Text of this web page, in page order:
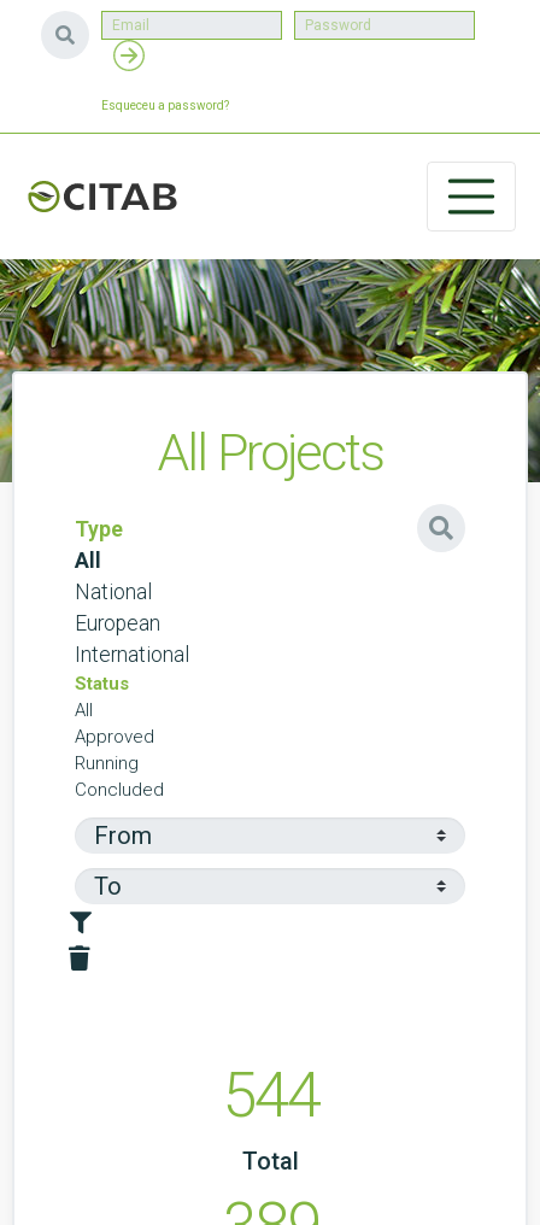
Esqueceu a password?
All Projects
Type
All
National
European
International
Status
All
Approved
Running
Concluded
544
Total